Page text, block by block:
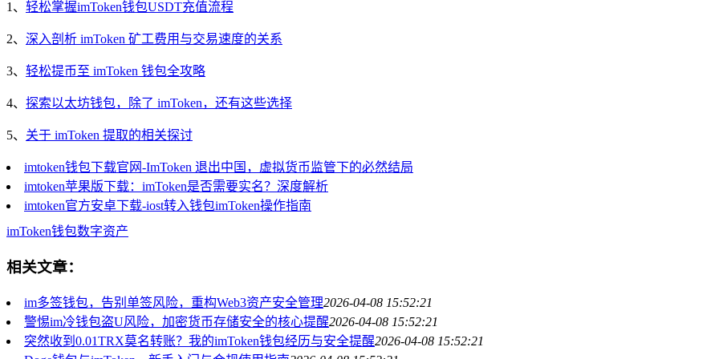
1、 轻松掌握imToken钱包USDT充值流程
2、 深入剖析 imToken 矿工费用与交易速度的关系
3、 轻松提币至 imToken 钱包全攻略
4、 探索以太坊钱包，除了 imToken，还有这些选择
5、 关于 imToken 提取的相关探讨
imtoken钱包下载官网-ImToken 退出中国，虚拟货币监管下的必然结局
imtoken苹果版下载：imToken是否需要实名？深度解析
imtoken官方安卓下载-iost转入钱包imToken操作指南
imToken钱包数字资产
相关文章：
im多签钱包，告别单签风险，重构Web3资产安全管理2026-04-08 15:52:21
警惕im冷钱包盗U风险，加密货币存储安全的核心提醒2026-04-08 15:52:21
突然收到0.01TRX莫名转账？我的imToken钱包经历与安全提醒2026-04-08 15:52:21